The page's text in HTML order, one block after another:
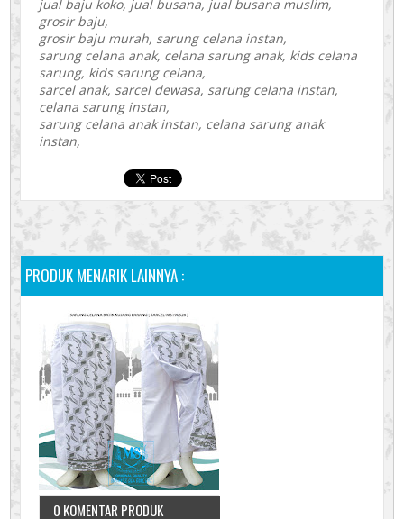
jual baju koko, jual busana, jual busana muslim,
grosir baju,
grosir baju murah, sarung celana instan,
sarung celana anak, celana sarung anak, kids celana
sarung, kids sarung celana,
sarcel anak, sarcel dewasa, sarung celana instan,
celana sarung instan,
sarung celana anak instan, celana sarung anak
instan,
PRODUK MENARIK LAINNYA :
0 KOMENTAR PRODUK